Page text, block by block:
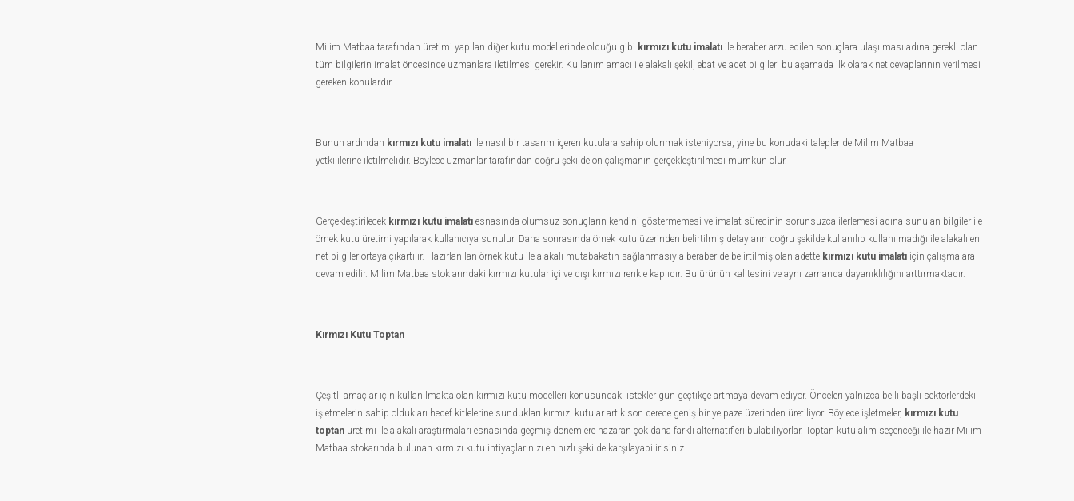
Milim Matbaa tarafından üretimi yapılan diğer kutu modellerinde olduğu gibi kırmızı kutu imalatı ile beraber arzu edilen sonuçlara ulaşılması adına gerekli olan
tüm bilgilerin imalat öncesinde uzmanlara iletilmesi gerekir. Kullanım amacı ile alakalı şekil, ebat ve adet bilgileri bu aşamada ilk olarak net cevaplarının verilmesi
gereken konulardır.
Bunun ardından kırmızı kutu imalatı ile nasıl bir tasarım içeren kutulara sahip olunmak isteniyorsa, yine bu konudaki talepler de Milim Matbaa
yetkililerine iletilmelidir. Böylece uzmanlar tarafından doğru şekilde ön çalışmanın gerçekleştirilmesi mümkün olur.
Gerçekleştirilecek kırmızı kutu imalatı esnasında olumsuz sonuçların kendini göstermemesi ve imalat sürecinin sorunsuzca ilerlemesi adına sunulan bilgiler ile
örnek kutu üretimi yapılarak kullanıcıya sunulur. Daha sonrasında örnek kutu üzerinden belirtilmiş detayların doğru şekilde kullanılıp kullanılmadığı ile alakalı en
net bilgiler ortaya çıkartılır. Hazırlanılan örnek kutu ile alakalı mutabakatın sağlanmasıyla beraber de belirtilmiş olan adette kırmızı kutu imalatı için çalışmalara
devam edilir. Milim Matbaa stoklarındaki kırmızı kutular içi ve dışı kırmızı renkle kaplıdır. Bu ürünün kalitesini ve aynı zamanda dayanıklılığını arttırmaktadır.
Kırmızı Kutu Toptan
Çeşitli amaçlar için kullanılmakta olan kırmızı kutu modelleri konusundaki istekler gün geçtikçe artmaya devam ediyor. Önceleri yalnızca belli başlı sektörlerdeki
işletmelerin sahip oldukları hedef kitlelerine sundukları kırmızı kutular artık son derece geniş bir yelpaze üzerinden üretiliyor. Böylece işletmeler, kırmızı kutu
toptan üretimi ile alakalı araştırmaları esnasında geçmiş dönemlere nazaran çok daha farklı alternatifleri bulabiliyorlar. Toptan kutu alım seçenceği ile hazır Milim
Matbaa stokarında bulunan kırmızı kutu ihtiyaçlarınızı en hızlı şekilde karşılayabilirisiniz.